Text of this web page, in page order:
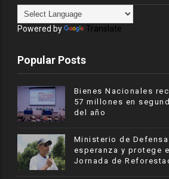
Powered by Translate
Popular Posts
Bienes Nacionales
57 millones en
del año
Ministerio de
esperanza y protege
Jornada de